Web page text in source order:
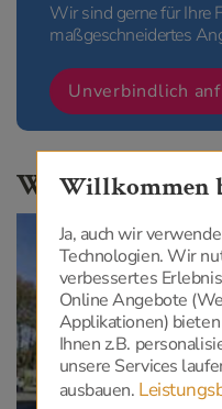
Wir sind gerne für Ihre
maßgeschneidertes
Unverbindlich
Weitere
Willkommen
Ja, auch wir
Technologien. Wir
verbessertes
Online Angebote
Applikationen)
Ihnen z.B.
unsere Services
ausbauen.